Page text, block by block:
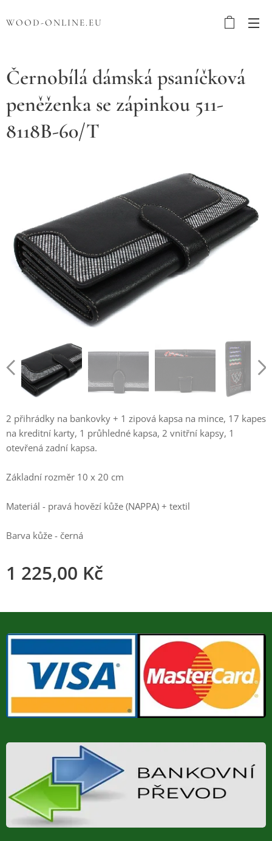
WOOD-ONLINE.EU
Černobílá dámská psaníčková
peněženka se zápinkou 511-
8118B-60/T
2 přihrádky na bankovky + 1 zipová kapsa na mince, 17 kapes
na kreditní karty, 1 průhledné kapsa, 2 vnitřní kapsy, 1
otevřená zadní kapsa.
Základní rozměr 10 x 20 cm
Materiál - pravá hovězí kůže (NAPPA) + textil
Barva kůže - černá
1 225,00 Kč